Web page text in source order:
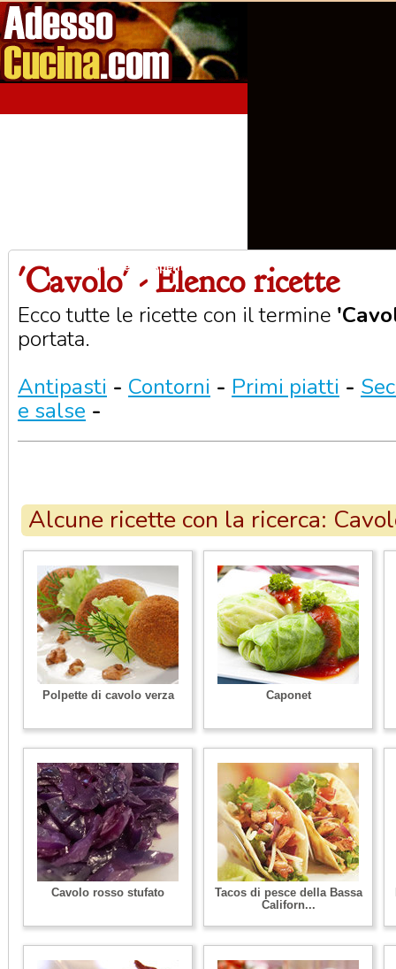
Home Aperitivi
'Cavolo' - Elenco ricette
Ecco tutte le ricette con il termine
portata.
Antipasti - Contorni - Primi piatti -
e salse -
Alcune ricette con la ricerca:
Polpette di cavolo verza Caponet
Cavolo rosso stufato
Tacos di pesce della Bassa
Californ...